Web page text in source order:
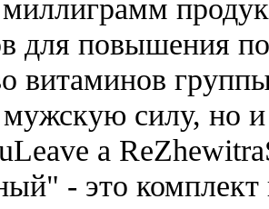
для повышения
витаминов
мужскую силу, но
a
- это комплект